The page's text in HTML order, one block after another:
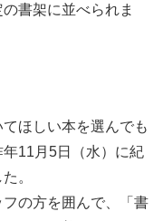
書架に並べられま
ほしい本を選んでも
11月5日（水）に紀
。
の方を囲んで、「書